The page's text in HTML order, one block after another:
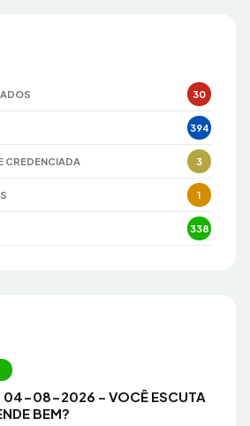
30
394
CREDENCIADA 3
1
338
04-08-2026 – VOCÊ ESCUTA
BEM?